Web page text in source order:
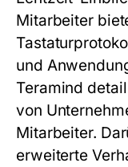
Mitarbeiter
und
Teramind
von
Mitarbeiter.
erweiterte